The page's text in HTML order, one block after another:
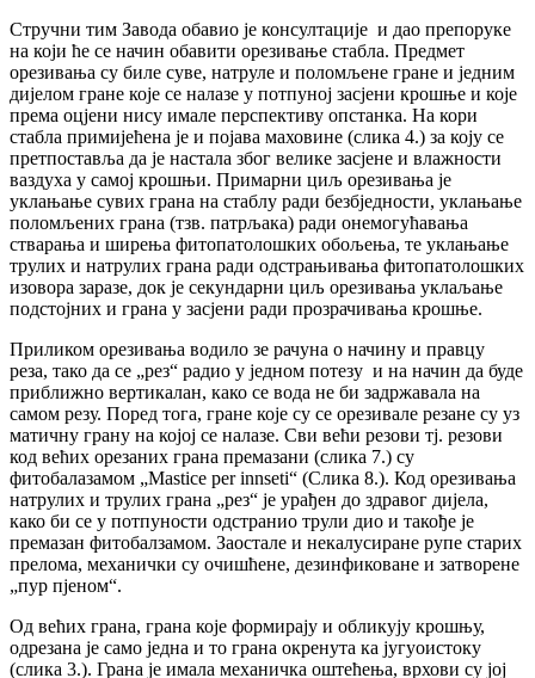
Стручни тим Завода обавио је консултације и дао препоруке
на који ће се начин обавити орезивање стабла. Предмет
орезивања су биле суве, натруле и поломљене гране и једним
дијелом гране које се налазе у потпуној засјени крошње и које
према оцјени нису имале перспективу опстанка. На кори
стабла примијећена је и појава маховине (слика 4.) за коју се
претпоставља да је настала због велике засјене и влажности
ваздуха у самој крошњи. Примарни циљ орезивања је
уклањање сувих грана на стаблу ради безбједности, уклањање
поломљених грана (тзв. патрљака) ради онемогућавања
стварања и ширења фитопатолошких обољења, те уклањање
трулих и натрулих грана ради одстрањивања фитопатолошких
изовора заразе, док је секундарни циљ орезивања уклаљање
подстојних и грана у засјени ради прозрачивања крошње.
Приликом орезивања водило зе рачуна о начину и правцу
реза, тако да се „рез“ радио у једном потезу и на начин да буде
приближно вертикалан, како се вода не би задржавала на
самом резу. Поред тога, гране које су се орезивале резане су уз
матичну грану на којој се налазе. Сви већи резови тј. резови
код већих орезаних грана премазани (слика 7.) су
фитобалазамом „Mastice per innseti“ (Слика 8.). Код орезивања
натрулих и трулих грана „рез“ је урађен до здравог дијела,
како би се у потпуности одстранио трули дио и такође је
премазан фитобалзамом. Заостале и некалусиране рупе старих
прелома, механички су очишћене, дезинфиковане и затворене
„пур пјеном“.
Од већих грана, грана које формирају и обликују крошњу,
одрезана је само једна и то грана окренута ка југуоистоку
(слика 3.). Грана је имала механичка оштећења, врхови су јој